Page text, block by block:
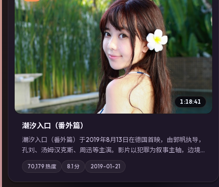
▶
1:18:41
潮汐入口（番外篇）
潮汐入口（番外篇）于2019年8月13日在德国首映，由郭帆执导，
孔刘、汤姆·汉克斯、周迅等主演。影片以犯罪为叙事主轴，边境
小镇的平静被一封匿名信彻底打破；摄影与配乐强化地域气质；
站内亦可通过「国产免费观看高清电视剧在线看」延展检索同类
型高分佳作，畅享高清在线追剧体验。
70,179 热度 8.1 分 2019-01-21